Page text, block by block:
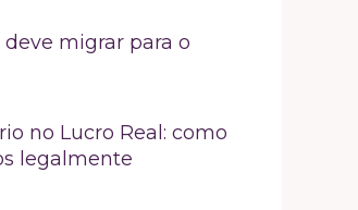
migrar para o
no Lucro Real: como
legalmente